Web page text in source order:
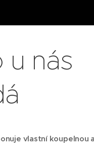
u nás
vlastní koupelnou